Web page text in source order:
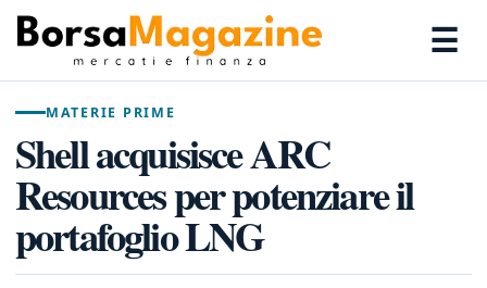
☰
MATERIE PRIME
Shell acquisisce ARC
Resources per potenziare il
portafoglio LNG